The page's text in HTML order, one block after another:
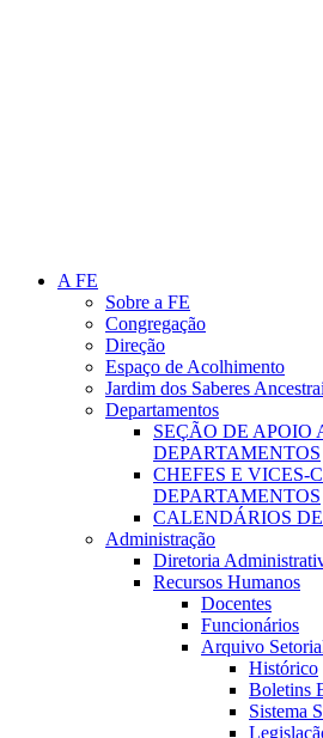
A FE
Sobre a FE
Congregação
Direção
Espaço de Acolhimento
Jardim dos Saberes
Departamentos
SEÇÃO DE APOIO
DEPARTAMENTOS
CHEFES E VICES-
DEPARTAMENTOS
CALENDÁRIOS
Administração
Diretoria
Recursos Humanos
Docentes
Funcionários
Arquivo
Histórico
Boletins
Sistema